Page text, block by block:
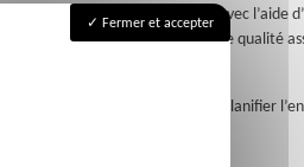
entretenir des espaces verts avec l’aide
investir dans des prestations de qualité
Comment planifier
Fermer et accepter